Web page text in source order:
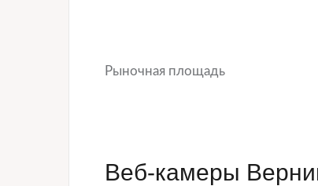
Рыночная площадь
Веб-камеры